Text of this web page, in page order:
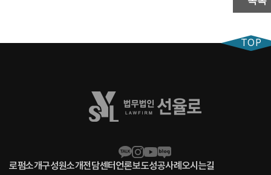
로펌소개구성원소개전담센터언론보도성공사례 오시는길
TOP